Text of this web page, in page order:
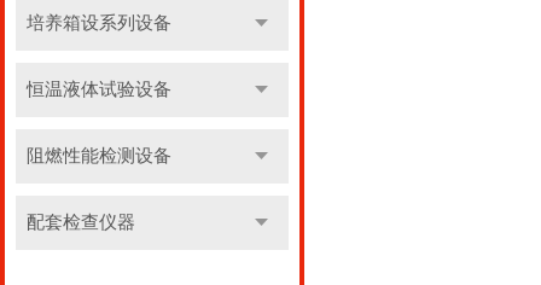
培养箱设系列设备
恒温液体试验设备
阻燃性能检测设备
配套检查仪器